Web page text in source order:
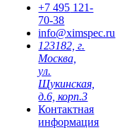
+7 495 121-
70-38
info@ximspec.ru
123182, г.
Москва,
ул.
Щукинская,
д.6, корп.3
Контактная
информация